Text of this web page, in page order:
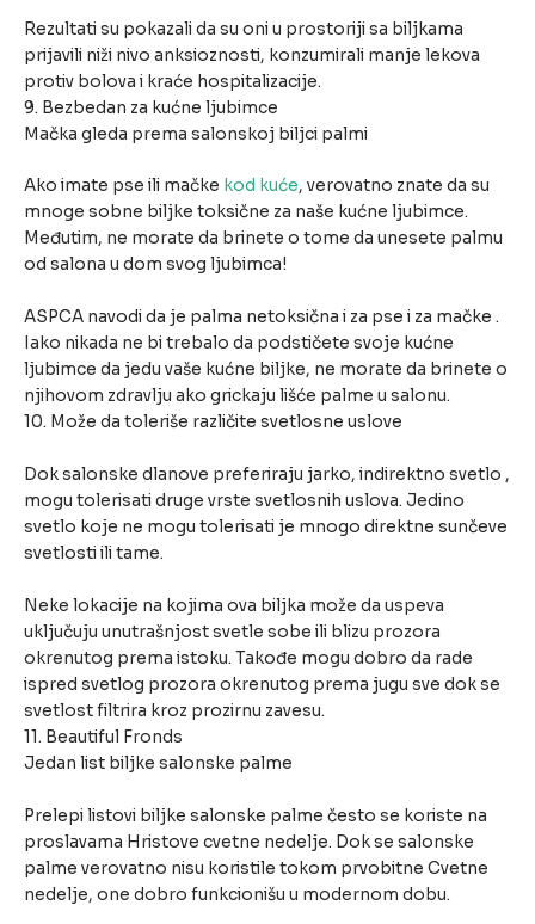
Rezultati su pokazali da su oni u prostoriji sa biljkama
prijavili niži nivo anksioznosti, konzumirali manje lekova
protiv bolova i kraće hospitalizacije.
9. Bezbedan za kućne ljubimce
Mačka gleda prema salonskoj biljci palmi
Ako imate pse ili mačke kod kuće, verovatno znate da su
mnoge sobne biljke toksične za naše kućne ljubimce.
Međutim, ne morate da brinete o tome da unesete palmu
od salona u dom svog ljubimca!
ASPCA navodi da je palma netoksična i za pse i za mačke .
Iako nikada ne bi trebalo da podstičete svoje kućne
ljubimce da jedu vaše kućne biljke, ne morate da brinete o
njihovom zdravlju ako grickaju lišće palme u salonu.
10. Može da toleriše različite svetlosne uslove
Dok salonske dlanove preferiraju jarko, indirektno svetlo ,
mogu tolerisati druge vrste svetlosnih uslova. Jedino
svetlo koje ne mogu tolerisati je mnogo direktne sunčeve
svetlosti ili tame.
Neke lokacije na kojima ova biljka može da uspeva
uključuju unutrašnjost svetle sobe ili blizu prozora
okrenutog prema istoku. Takođe mogu dobro da rade
ispred svetlog prozora okrenutog prema jugu sve dok se
svetlost filtrira kroz prozirnu zavesu.
11. Beautiful Fronds
Jedan list biljke salonske palme
Prelepi listovi biljke salonske palme često se koriste na
proslavama Hristove cvetne nedelje. Dok se salonske
palme verovatno nisu koristile tokom prvobitne Cvetne
nedelje, one dobro funkcionišu u modernom dobu.